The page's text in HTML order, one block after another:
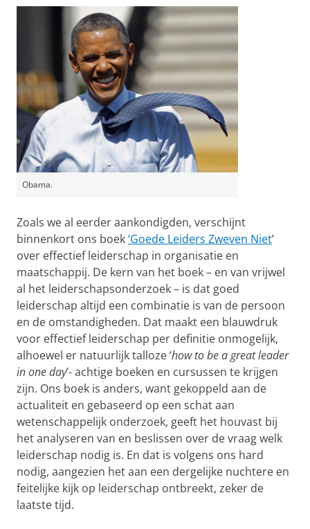
Obama.
Zoals we al eerder aankondigden, verschijnt
binnenkort ons boek‘Goede Leiders Zweven Niet’
over effectief leiderschap in organisatie en
maatschappij. De kern van het boek – en van vrijwel
al het leiderschapsonderzoek – is dat goed
leiderschap altijd een combinatie is van de persoon
en de omstandigheden. Dat maakt een blauwdruk
voor effectief leiderschap per definitie onmogelijk,
alhoewel er natuurlijk talloze ‘how to be a great leader
in one day’- achtige boeken en cursussen te krijgen
zijn. Ons boek is anders, want gekoppeld aan de
actualiteit en gebaseerd op een schat aan
wetenschappelijk onderzoek, geeft het houvast bij
het analyseren van en beslissen over de vraag welk
leiderschap nodig is. En dat is volgens ons hard
nodig, aangezien het aan een dergelijke nuchtere en
feitelijke kijk op leiderschap ontbreekt, zeker de
laatste tijd.